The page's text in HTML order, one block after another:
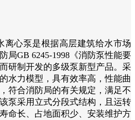
心泵是根据高层建筑给水市场
局GB 6245-1998《消防泵性能要
研制开发的多级泵新型产品。采
水力模型，具有效率高，性能曲
符合消防局的有关规定，满足不
泵采用立式分段式结构，且运转
命长、占地面积少、安装维护方